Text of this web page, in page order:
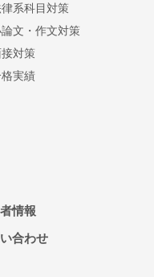
律系科目対策
論文・作文対策
接対策
格実績
情報
合わせ